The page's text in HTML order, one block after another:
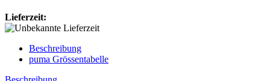
Lieferzeit:
Beschreibung
puma Grössentabelle